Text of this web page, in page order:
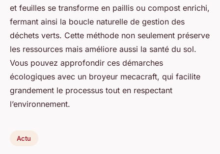
et feuilles se transforme en paillis ou compost enrichi,
fermant ainsi la boucle naturelle de gestion des
déchets verts. Cette méthode non seulement préserve
les ressources mais améliore aussi la santé du sol.
Vous pouvez approfondir ces démarches
écologiques avec un broyeur mecacraft, qui facilite
grandement le processus tout en respectant
l’environnement.
Actu